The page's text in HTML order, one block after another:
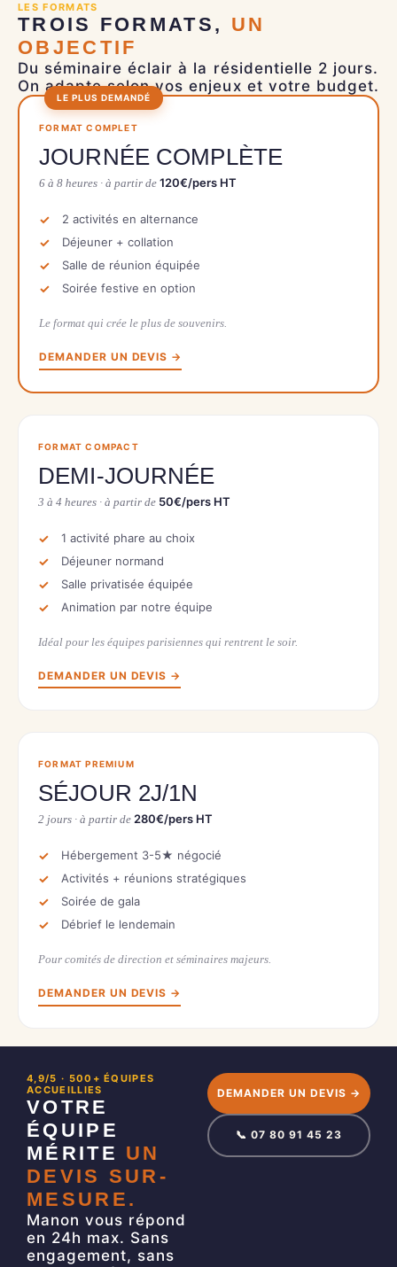
LES FORMATS
TROIS FORMATS, UN
OBJECTIF
Du séminaire éclair à la résidentielle 2 jours.
On adapte selon vos enjeux et votre budget.
FORMAT COMPACT
DEMI-JOURNÉE
3 à 4 heures · à partir de 50€/pers HT
1 activité phare au choix
Déjeuner normand
Salle privatisée équipée
Animation par notre équipe
Idéal pour les équipes parisiennes qui rentrent le soir.
DEMANDER UN DEVIS →
LE PLUS DEMANDÉ
FORMAT COMPLET
JOURNÉE COMPLÈTE
6 à 8 heures · à partir de 120€/pers HT
2 activités en alternance
Déjeuner + collation
Salle de réunion équipée
Soirée festive en option
Le format qui crée le plus de souvenirs.
DEMANDER UN DEVIS →
FORMAT PREMIUM
SÉJOUR 2J/1N
2 jours · à partir de 280€/pers HT
Hébergement 3-5★ négocié
Activités + réunions stratégiques
Soirée de gala
Débrief le lendemain
Pour comités de direction et séminaires majeurs.
DEMANDER UN DEVIS →
4,9/5 · 500+ ÉQUIPES
ACCUEILLIES
VOTRE
ÉQUIPE
MÉRITE UN
DEVIS SUR-
MESURE.
Manon vous répond
en 24h max. Sans
engagement, sans
DEMANDER UN DEVIS →
📞 07 80 91 45 23